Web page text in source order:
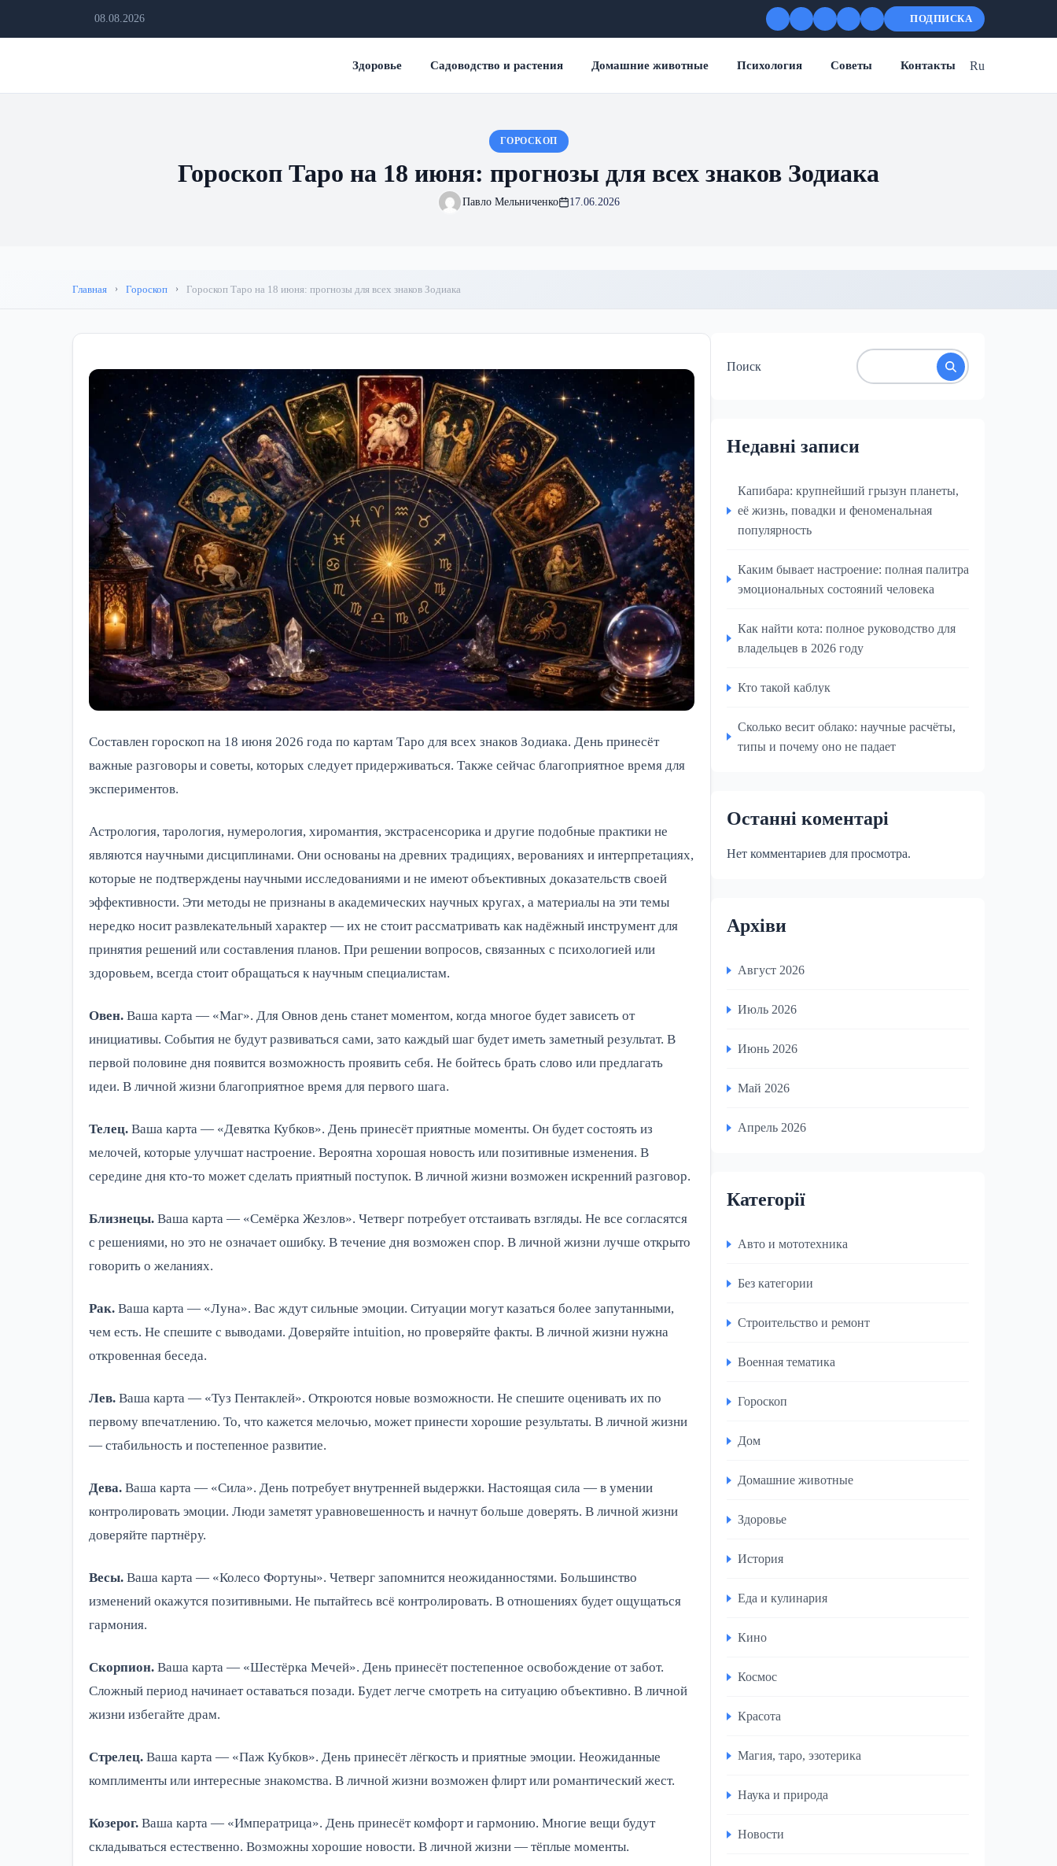
08.08.2026 ПОДПИСКА
Здоровье Садоводство и растения Домашние животные Психология Советы Контакты Ru
ГОРОСКОП
Гороскоп Таро на 18 июня: прогнозы для всех знаков Зодиака
Павло Мельниченко 17.06.2026
Главная Гороскоп Гороскоп Таро на 18 июня: прогнозы для всех знаков Зодиака
Составлен гороскоп на 18 июня 2026 года по картам Таро для всех знаков Зодиака. День принесёт
важные разговоры и советы, которых следует придерживаться. Также сейчас благоприятное время для
экспериментов.
Астрология, тарология, нумерология, хиромантия, экстрасенсорика и другие подобные практики не
являются научными дисциплинами. Они основаны на древних традициях, верованиях и интерпретациях,
которые не подтверждены научными исследованиями и не имеют объективных доказательств своей
эффективности. Эти методы не признаны в академических научных кругах, а материалы на эти темы
нередко носит развлекательный характер — их не стоит рассматривать как надёжный инструмент для
принятия решений или составления планов. При решении вопросов, связанных с психологией или
здоровьем, всегда стоит обращаться к научным специалистам.
Овен. Ваша карта — «Маг». Для Овнов день станет моментом, когда многое будет зависеть от
инициативы. События не будут развиваться сами, зато каждый шаг будет иметь заметный результат. В
первой половине дня появится возможность проявить себя. Не бойтесь брать слово или предлагать
идеи. В личной жизни благоприятное время для первого шага.
Телец. Ваша карта — «Девятка Кубков». День принесёт приятные моменты. Он будет состоять из
мелочей, которые улучшат настроение. Вероятна хорошая новость или позитивные изменения. В
середине дня кто-то может сделать приятный поступок. В личной жизни возможен искренний разговор.
Близнецы. Ваша карта — «Семёрка Жезлов». Четверг потребует отстаивать взгляды. Не все согласятся
с решениями, но это не означает ошибку. В течение дня возможен спор. В личной жизни лучше открыто
говорить о желаниях.
Рак. Ваша карта — «Луна». Вас ждут сильные эмоции. Ситуации могут казаться более запутанными,
чем есть. Не спешите с выводами. Доверяйте intuition, но проверяйте факты. В личной жизни нужна
откровенная беседа.
Лев. Ваша карта — «Туз Пентаклей». Откроются новые возможности. Не спешите оценивать их по
первому впечатлению. То, что кажется мелочью, может принести хорошие результаты. В личной жизни
— стабильность и постепенное развитие.
Дева. Ваша карта — «Сила». День потребует внутренней выдержки. Настоящая сила — в умении
контролировать эмоции. Люди заметят уравновешенность и начнут больше доверять. В личной жизни
доверяйте партнёру.
Весы. Ваша карта — «Колесо Фортуны». Четверг запомнится неожиданностями. Большинство
изменений окажутся позитивными. Не пытайтесь всё контролировать. В отношениях будет ощущаться
гармония.
Скорпион. Ваша карта — «Шестёрка Мечей». День принесёт постепенное освобождение от забот.
Сложный период начинает оставаться позади. Будет легче смотреть на ситуацию объективно. В личной
жизни избегайте драм.
Стрелец. Ваша карта — «Паж Кубков». День принесёт лёгкость и приятные эмоции. Неожиданные
комплименты или интересные знакомства. В личной жизни возможен флирт или романтический жест.
Козерог. Ваша карта — «Императрица». День принесёт комфорт и гармонию. Многие вещи будут
складываться естественно. Возможны хорошие новости. В личной жизни — тёплые моменты.
Поиск
Недавні записи
Капибара: крупнейший грызун планеты,
её жизнь, повадки и феноменальная
популярность
Каким бывает настроение: полная палитра
эмоциональных состояний человека
Как найти кота: полное руководство для
владельцев в 2026 году
Кто такой каблук
Сколько весит облако: научные расчёты,
типы и почему оно не падает
Останні коментарі
Нет комментариев для просмотра.
Архіви
Август 2026
Июль 2026
Июнь 2026
Май 2026
Апрель 2026
Категорії
Авто и мототехника
Без категории
Строительство и ремонт
Военная тематика
Гороскоп
Дом
Домашние животные
Здоровье
История
Еда и кулинария
Кино
Космос
Красота
Магия, таро, эзотерика
Наука и природа
Новости